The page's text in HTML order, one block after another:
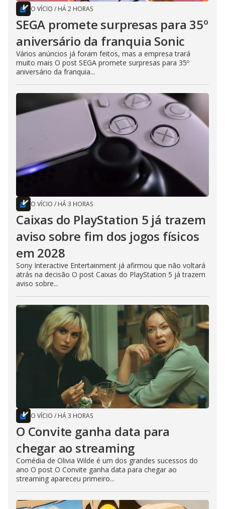
O VÍCIO / HÁ 2 HORAS
SEGA promete surpresas para 35º
aniversário da franquia Sonic
Vários anúncios já foram feitos, mas a empresa trará
muito mais O post SEGA promete surpresas para 35º
aniversário da franquia...
O VÍCIO / HÁ 3 HORAS
Caixas do PlayStation 5 já trazem
aviso sobre fim dos jogos físicos
em 2028
Sony Interactive Entertainment já afirmou que não voltará
atrás na decisão O post Caixas do PlayStation 5 já trazem
aviso sobre...
O VÍCIO / HÁ 3 HORAS
O Convite ganha data para
chegar ao streaming
Comédia de Olivia Wilde é um dos grandes sucessos do
ano O post O Convite ganha data para chegar ao
streaming apareceu primeiro...